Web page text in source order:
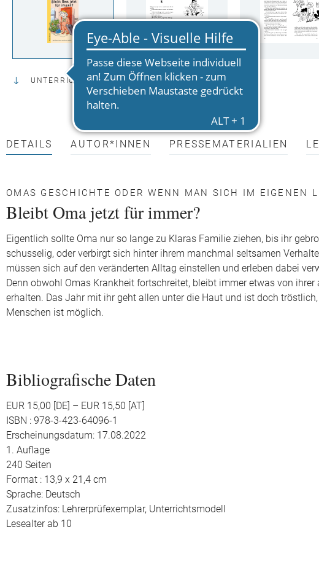
UNTERRICHTSMATERIAL
DETAILS AUTOR*INNEN PRESSEMATERIALIEN
OMAS GESCHICHTE ODER WENN MAN SICH IM EIGENEN
Bleibt Oma jetzt für immer?
Eigentlich sollte Oma nur so lange zu Klaras Familie ziehen, bis ihr
schusselig, oder verbirgt sich hinter ihrem manchmal seltsamen
müssen sich auf den veränderten Alltag einstellen und erleben dabei
Denn obwohl Omas Krankheit fortschreitet, bleibt immer etwas von
erhalten. Das Jahr mit ihr geht allen unter die Haut und ist doch
Menschen ist möglich.
Bibliografische Daten
EUR 15,00 [DE] – EUR 15,50 [AT]
ISBN : 978-3-423-64096-1
Erscheinungsdatum: 17.08.2022
1. Auflage
240 Seiten
Format : 13,9 x 21,4 cm
Sprache: Deutsch
Zusatzinfos: Lehrerprüfexemplar, Unterrichtsmodell
Lesealter ab 10